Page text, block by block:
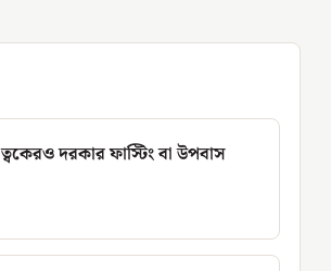
ত্বকেরও দরকার ফাস্টিং বা উপবাস